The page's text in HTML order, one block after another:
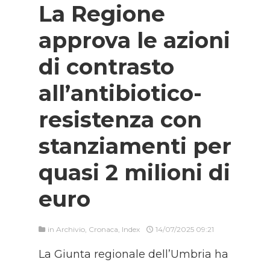
La Regione
approva le azioni
di contrasto
all’antibiotico-
resistenza con
stanziamenti per
quasi 2 milioni di
euro
in Archivio, Cronaca, Index 14/07/2025 09:21
La Giunta regionale dell’Umbria ha